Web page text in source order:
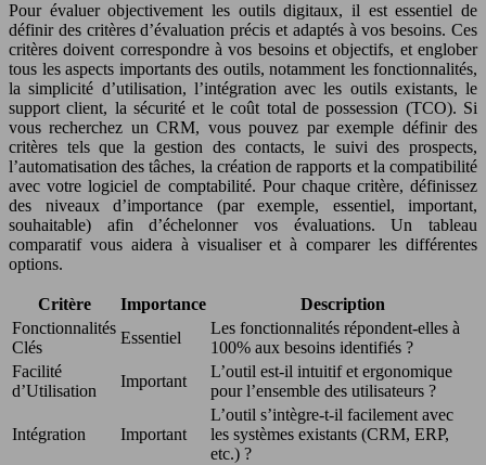
Pour évaluer objectivement les outils digitaux, il est essentiel de
définir des critères d’évaluation précis et adaptés à vos besoins. Ces
critères doivent correspondre à vos besoins et objectifs, et englober
tous les aspects importants des outils, notamment les fonctionnalités,
la simplicité d’utilisation, l’intégration avec les outils existants, le
support client, la sécurité et le coût total de possession (TCO). Si
vous recherchez un CRM, vous pouvez par exemple définir des
critères tels que la gestion des contacts, le suivi des prospects,
l’automatisation des tâches, la création de rapports et la compatibilité
avec votre logiciel de comptabilité. Pour chaque critère, définissez
des niveaux d’importance (par exemple, essentiel, important,
souhaitable) afin d’échelonner vos évaluations. Un tableau
comparatif vous aidera à visualiser et à comparer les différentes
options.
Critère Importance
Description
Fonctionnalités
Clés
Essentiel
Les fonctionnalités répondent-elles à
100% aux besoins identifiés ?
Facilité
d’Utilisation
Important
L’outil est-il intuitif et ergonomique
pour l’ensemble des utilisateurs ?
Intégration Important
L’outil s’intègre-t-il facilement avec
les systèmes existants (CRM, ERP,
etc.) ?